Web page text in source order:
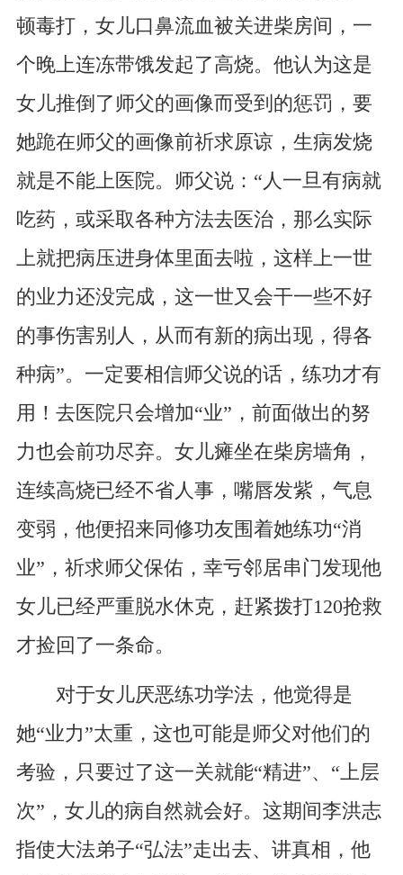
顿毒打，女儿口鼻流血被关进柴房间，一
个晚上连冻带饿发起了高烧。他认为这是
女儿推倒了师父的画像而受到的惩罚，要
她跪在师父的画像前祈求原谅，生病发烧
就是不能上医院。师父说：“人一旦有病就
吃药，或采取各种方法去医治，那么实际
上就把病压进身体里面去啦，这样上一世
的业力还没完成，这一世又会干一些不好
的事伤害别人，从而有新的病出现，得各
种病”。一定要相信师父说的话，练功才有
用！去医院只会增加“业”，前面做出的努
力也会前功尽弃。女儿瘫坐在柴房墙角，
连续高烧已经不省人事，嘴唇发紫，气息
变弱，他便招来同修功友围着她练功“消
业”，祈求师父保佑，幸亏邻居串门发现他
女儿已经严重脱水休克，赶紧拨打120抢救
才捡回了一条命。
对于女儿厌恶练功学法，他觉得是
她“业力”太重，这也可能是师父对他们的
考验，只要过了这一关就能“精进”、“上层
次”，女儿的病自然就会好。这期间李洪志
指使大法弟子“弘法”走出去、讲真相，他